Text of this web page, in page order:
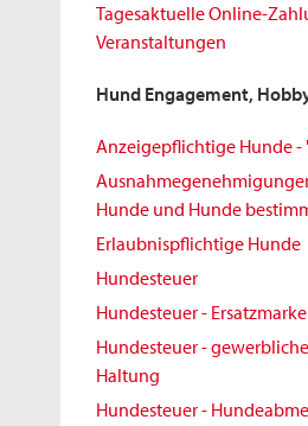
Tagesaktuelle Online-
Veranstaltungen
Hund Engagement,
Anzeigepflichtige Hunde -
Hunde und Hunde
Erlaubnispflichtige Hunde
Hundesteuer
Hundesteuer - Ersatzmarke
Hundesteuer -
Haltung
Hundesteuer -